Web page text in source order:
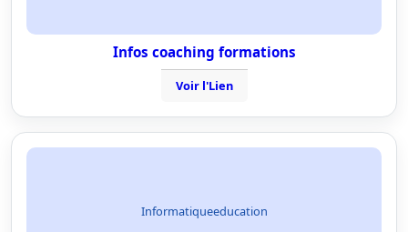
Infos coaching formations
Voir l'Lien
Informatiqueeducation